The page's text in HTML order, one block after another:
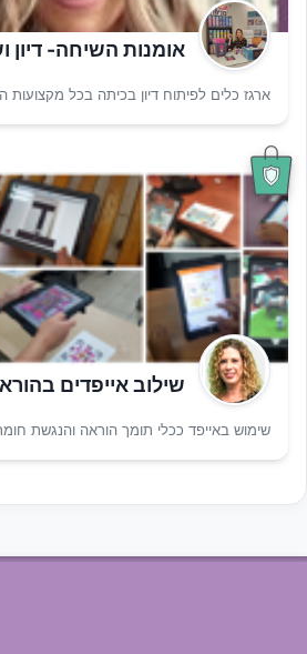
אומנות השיחה- דיון
ארגז כלים לפיתוח דיון בכיתה בכל מקצועות
שילוב אייפדים
שימוש באייפד ככלי תומך הוראה והנגשת